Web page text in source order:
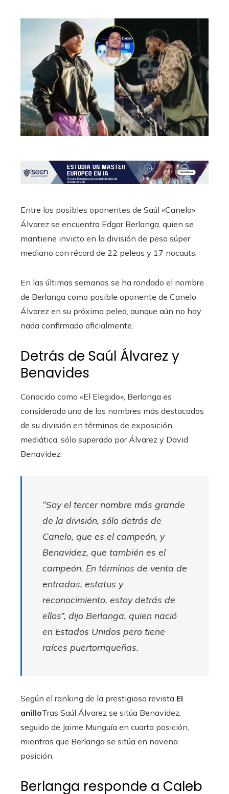
Entre los posibles oponentes de Saúl «Canelo»
Álvarez se encuentra Edgar Berlanga, quien se
mantiene invicto en la división de peso súper
mediano con récord de 22 peleas y 17 nocauts.
En las últimas semanas se ha rondado el nombre
de Berlanga como posible oponente de Canelo
Álvarez en su próxima pelea, aunque aún no hay
nada confirmado oficialmente.
Detrás de Saúl Álvarez y
Benavides
Conocido como «El Elegido», Berlanga es
considerado uno de los nombres más destacados
de su división en términos de exposición
mediática, sólo superado por Álvarez y David
Benavidez.
“Soy el tercer nombre más grande
de la división, sólo detrás de
Canelo, que es el campeón, y
Benavidez, que también es el
campeón. En términos de venta de
entradas, estatus y
reconocimiento, estoy detrás de
ellos”, dijo Berlanga, quien nació
en Estados Unidos pero tiene
raíces puertorriqueñas.
Según el ranking de la prestigiosa revista El
anilloTras Saúl Álvarez se sitúa Benavidez,
seguido de Jaime Munguía en cuarta posición,
mientras que Berlanga se sitúa en novena
posición.
Berlanga responde a Caleb